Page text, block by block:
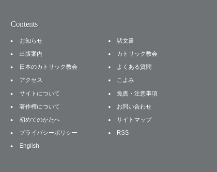
Contents
お知らせ
諸文書
出版案内
カトリック教会
日本のカトリック教会
よくある質問
アクセス
こよみ
サイトについて
免責・注意事項
著作権について
お問い合わせ
初めてのかたへ
サイトマップ
プライバシーポリシー
RSS
English